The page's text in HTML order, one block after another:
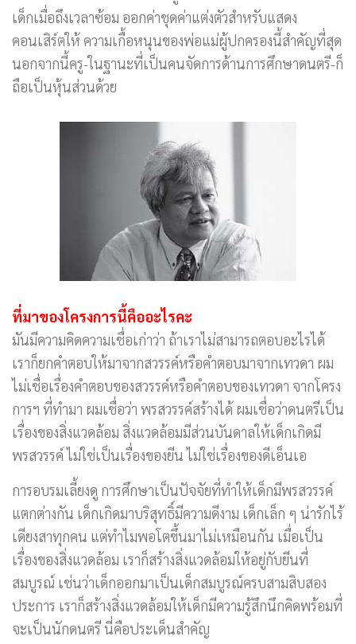
เด็กเมื่อถึงเวลาซ้อม ออกค่าชุดค่าแต่งตัวสำหรับแสดง
คอนเสิร์ตให้ ความเกื้อหนุนของพ่อแม่ผู้ปกครองนี้สำคัญที่สุด
นอกจากนี้ครู-ในฐานะที่เป็นคนจัดการด้านการศึกษาดนตรี-ก็
ถือเป็นหุ้นส่วนด้วย
ที่มาของโครงการนี้คืออะไรคะ
มันมีความคิดความเชื่อเก่าว่า ถ้าเราไม่สามารถตอบอะไรได้
เราก็ยกคำตอบให้มาจากสวรรค์หรือคำตอบมาจากเทวดา ผม
ไม่เชื่อเรื่องคำตอบของสวรรค์หรือคำตอบของเทวดา จากโครง
การฯ ที่ทำมา ผมเชื่อว่า พรสวรรค์สร้างได้ ผมเชื่อว่าดนตรีเป็น
เรื่องของสิ่งแวดล้อม สิ่งแวดล้อมมีส่วนบันดาลให้เด็กเกิดมี
พรสวรรค์ ไม่ใช่เป็นเรื่องของยีน ไม่ใช่เรื่องของดีเอ็นเอ
การอบรมเลี้ยงดู การศึกษาเป็นปัจจัยที่ทำให้เด็กมีพรสวรรค์
แตกต่างกัน เด็กเกิดมาบริสุทธิ์มีความดีงาม เด็กเล็ก ๆ น่ารักไร้
เดียงสาทุกคน แต่ทำไมพอโตขึ้นมาไม่เหมือนกัน เมื่อเป็น
เรื่องของสิ่งแวดล้อม เราก็สร้างสิ่งแวดล้อมให้อยู่กับยีนที่
สมบูรณ์ เช่นว่าเด็กออกมาเป็นเด็กสมบูรณ์ครบสามสิบสอง
ประการ เราก็สร้างสิ่งแวดล้อมให้เด็กมีความรู้สึกนึกคิดพร้อมที่
จะเป็นนักดนตรี นี่คือประเด็นสำคัญ